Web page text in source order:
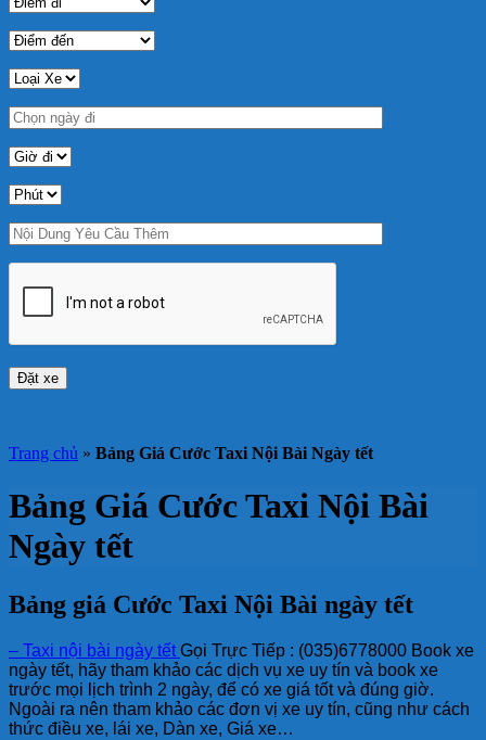
Trang chủ » Bảng Giá Cước Taxi Nội Bài Ngày tết
Bảng Giá Cước Taxi Nội Bài
Ngày tết
Bảng giá Cước Taxi Nội Bài ngày tết
– Taxi nội bài ngày tết Gọi Trực Tiếp : (035)6778000 Book xe
ngày tết, hãy tham khảo các dịch vụ xe uy tín và book xe
trước mọi lịch trình 2 ngày, để có xe giá tốt và đúng giờ.
Ngoài ra nên tham khảo các đơn vị xe uy tín, cũng như cách
thức điều xe, lái xe, Dàn xe, Giá xe…